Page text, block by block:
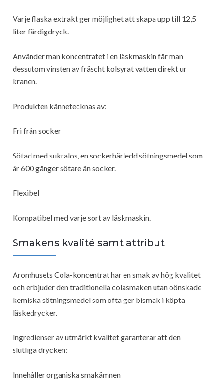
Varje flaska extrakt ger möjlighet att skapa upp till 12,5
liter färdigdryck.
Använder man koncentratet i en läskmaskin får man
dessutom vinsten av fräscht kolsyrat vatten direkt ur
kranen.
Produkten kännetecknas av:
Fri från socker
Sötad med sukralos, en sockerhärledd sötningsmedel som
är 600 gånger sötare än socker.
Flexibel
Kompatibel med varje sort av läskmaskin.
Smakens kvalité samt attribut
Aromhusets Cola-koncentrat har en smak av hög kvalitet
och erbjuder den traditionella colasmaken utan oönskade
kemiska sötningsmedel som ofta ger bismak i köpta
läskedrycker.
Ingredienser av utmärkt kvalitet garanterar att den
slutliga drycken:
Innehåller organiska smakämnen